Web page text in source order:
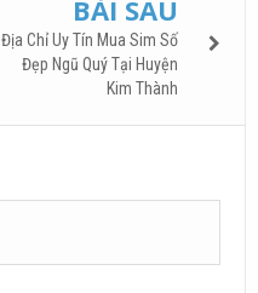
BÀI SAU
Địa Chỉ Uy Tín Mua Sim Số
Đẹp Ngũ Quý Tại Huyện
Kim Thành